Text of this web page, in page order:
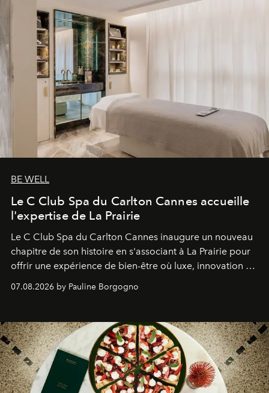
BE WELL
Le C Club Spa du Carlton Cannes accueille
l'expertise de La Prairie
Le C Club Spa du Carlton Cannes inaugure un nouveau
chapitre de son histoire en s'associant à La Prairie pour
offrir une expérience de bien-être où luxe, innovation et
expertise se rencontrent.
07.08.2026 by Pauline Borgogno